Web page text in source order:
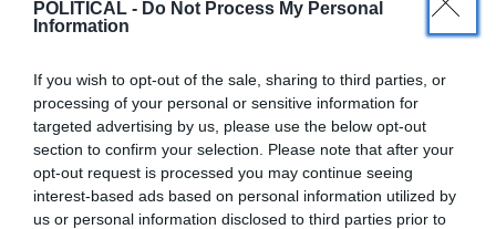
POLITICAL - Do Not Process My Personal
Information
If you wish to opt-out of the sale, sharing to third parties, or
processing of your personal or sensitive information for
targeted advertising by us, please use the below opt-out
section to confirm your selection. Please note that after your
opt-out request is processed you may continue seeing
interest-based ads based on personal information utilized by
us or personal information disclosed to third parties prior to